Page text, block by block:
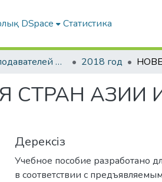
DSpace Статистика
Труды преподавателей на русском языке 2018 год
АЗИИ
Дерексіз
Учебное пособие разработано
в соответствии с